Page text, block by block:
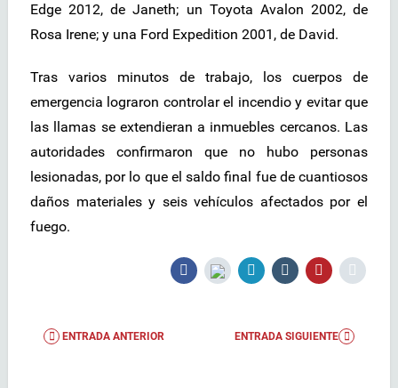
Edge 2012, de Janeth; un Toyota Avalon 2002, de
Rosa Irene; y una Ford Expedition 2001, de David.
Tras varios minutos de trabajo, los cuerpos de
emergencia lograron controlar el incendio y evitar que
las llamas se extendieran a inmuebles cercanos. Las
autoridades confirmaron que no hubo personas
lesionadas, por lo que el saldo final fue de cuantiosos
daños materiales y seis vehículos afectados por el
fuego.
ENTRADA ANTERIOR ENTRADA SIGUIENTE